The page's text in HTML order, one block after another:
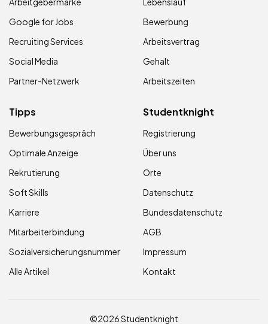
Google for Jobs
Recruiting Services
Social Media
Partner-Netzwerk
Bewerbung
Arbeitsvertrag
Gehalt
Arbeitszeiten
Tipps
Bewerbungsgespräch
Optimale Anzeige
Rekrutierung
Soft Skills
Karriere
Mitarbeiterbindung
Sozialversicherungsnummer
Alle Artikel
Studentknight
Registrierung
Über uns
Orte
Datenschutz
Bundesdatenschutz
AGB
Impressum
Kontakt
©2026 Studentknight